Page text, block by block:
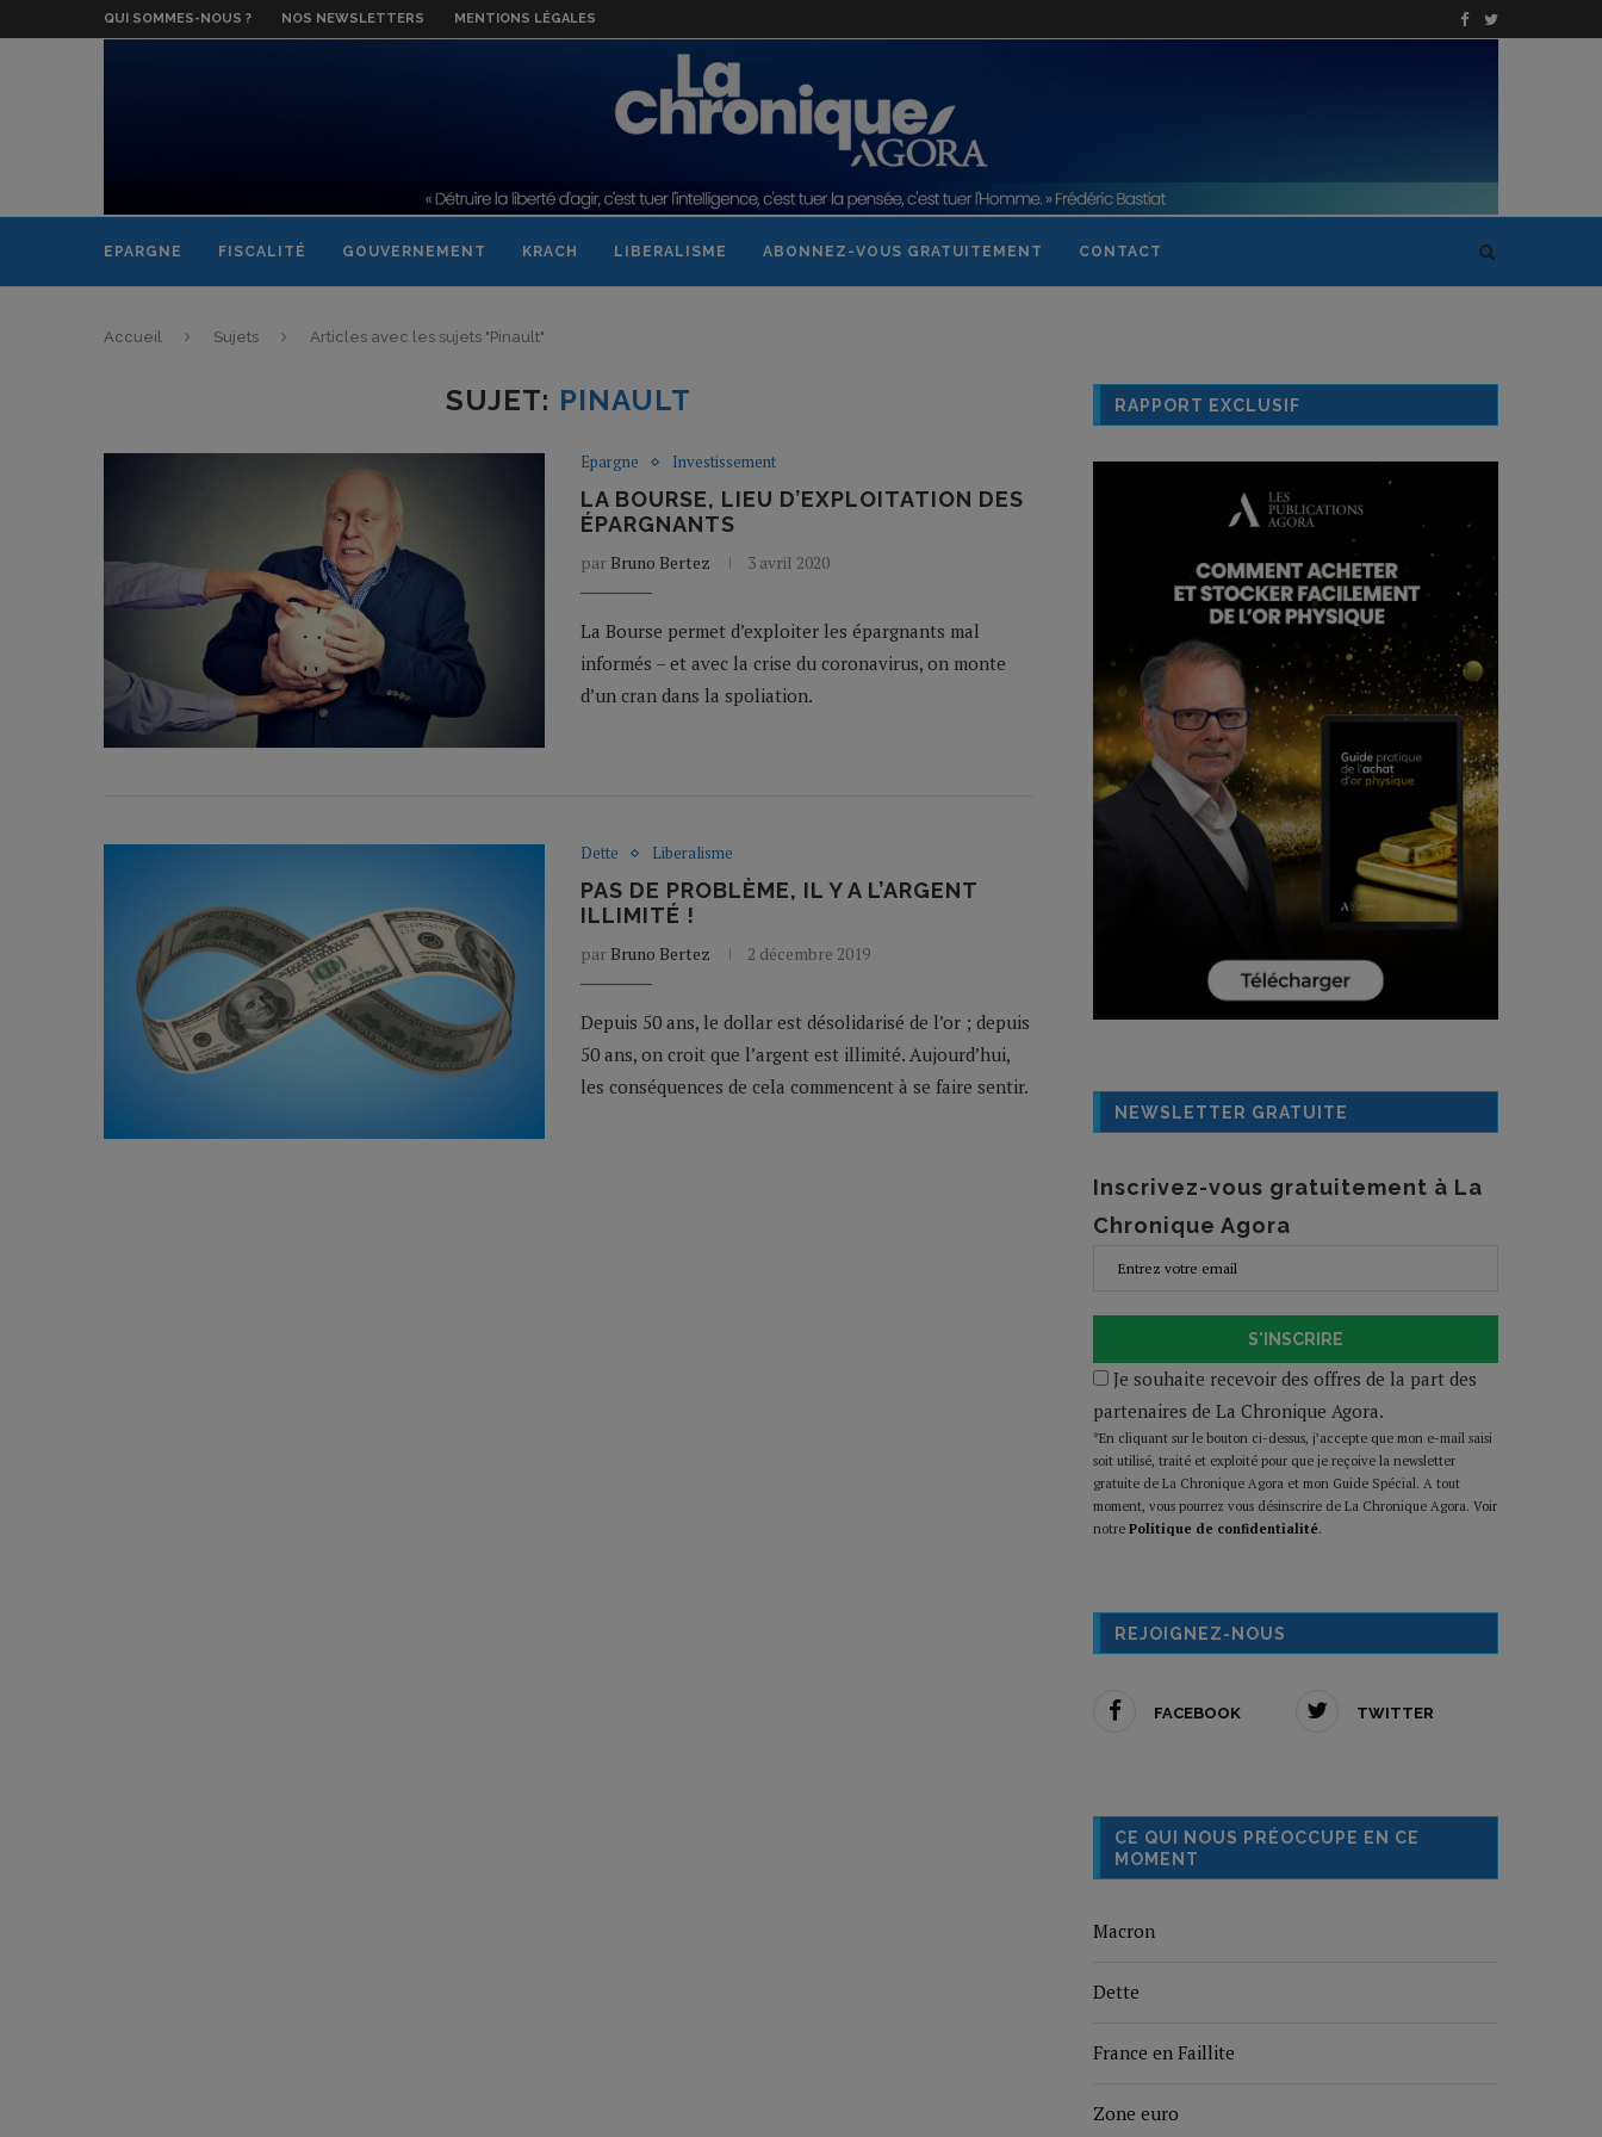
QUI SOMMES-NOUS ? NOS NEWSLETTERS MENTIONS LÉGALES
EPARGNE FISCALITÉ GOUVERNEMENT KRACH LIBERALISME ABONNEZ-VOUS GRATUITEMENT CONTACT
Accueil Sujets Articles avec les sujets "Pinault"
SUJET: PINAULT
Epargne Investissement
LA BOURSE, LIEU D’EXPLOITATION DES
ÉPARGNANTS
par Bruno Bertez 3 avril 2020
La Bourse permet d’exploiter les épargnants mal
informés – et avec la crise du coronavirus, on monte
d’un cran dans la spoliation.
Dette Liberalisme
PAS DE PROBLÈME, IL Y A L’ARGENT
ILLIMITÉ !
par Bruno Bertez 2 décembre 2019
Depuis 50 ans, le dollar est désolidarisé de l’or ; depuis
50 ans, on croit que l’argent est illimité. Aujourd’hui,
les conséquences de cela commencent à se faire sentir.
RAPPORT EXCLUSIF
NEWSLETTER GRATUITE
Inscrivez-vous gratuitement à La
Chronique Agora
S'INSCRIRE
Je souhaite recevoir des offres de la part des
partenaires de La Chronique Agora.
*En cliquant sur le bouton ci-dessus, j’accepte que mon e-mail saisi
soit utilisé, traité et exploité pour que je reçoive la newsletter
gratuite de La Chronique Agora et mon Guide Spécial. A tout
moment, vous pourrez vous désinscrire de La Chronique Agora. Voir
notre Politique de confidentialité.
REJOIGNEZ-NOUS
FACEBOOK TWITTER
CE QUI NOUS PRÉOCCUPE EN CE
MOMENT
Macron
Dette
France en Faillite
Zone euro